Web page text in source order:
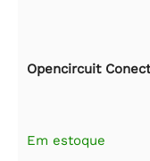
Opencircuit
Em estoque